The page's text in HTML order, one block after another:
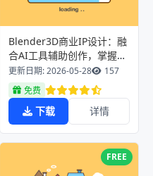
Blender3D商业IP设计：融
合AI工具辅助创作，掌握建
模绑定渲染可接单技能
更新日期: 2026-05-28
157
免费
下载 详情
FREE